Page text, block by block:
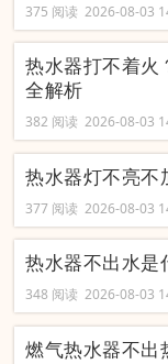
375 阅读 2026-08-03
热水器打不着火
全解析
382 阅读 2026-08-03
热水器灯不亮不
377 阅读 2026-08-03
热水器不出水是
348 阅读 2026-08-03
燃气热水器不出